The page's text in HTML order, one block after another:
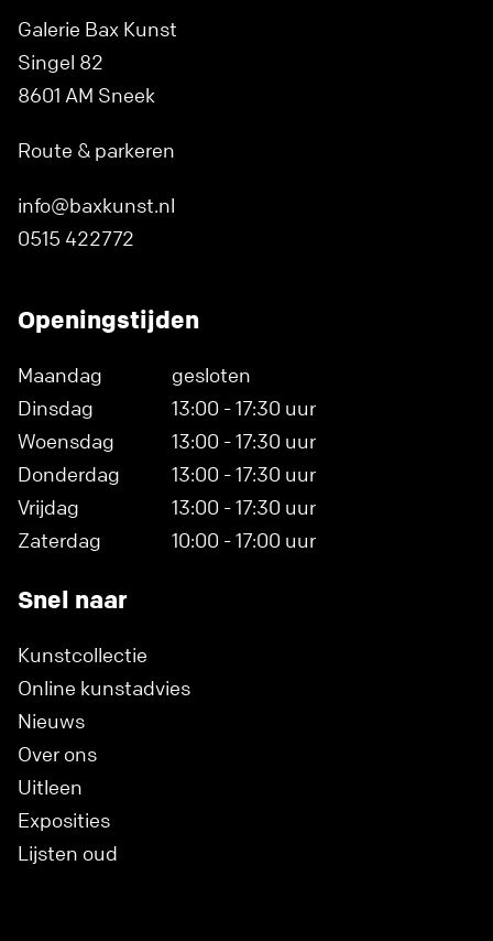
Galerie Bax Kunst
Singel 82
8601 AM Sneek
Route & parkeren
info@baxkunst.nl
0515 422772
Openingstijden
Maandag
gesloten
Dinsdag
13:00 - 17:30 uur
Woensdag
13:00 - 17:30 uur
Donderdag
13:00 - 17:30 uur
Vrijdag
13:00 - 17:30 uur
Zaterdag
10:00 - 17:00 uur
Snel naar
Kunstcollectie
Online kunstadvies
Nieuws
Over ons
Uitleen
Exposities
Lijsten oud